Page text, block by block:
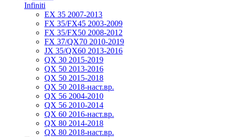
Infiniti
EX 35 2007-2013
FX 35/FX45 2003-2009
FX 35/FX50 2008-2012
FX 37/QX70 2010-2019
JX 35/QX60 2013-2016
QX 30 2015-2019
QX 50 2013-2016
QX 50 2015-2018
QX 50 2018-наст.вр.
QX 56 2004-2010
QX 56 2010-2014
QX 60 2016-наст.вр.
QX 80 2014-2018
QX 80 2018-наст.вр.